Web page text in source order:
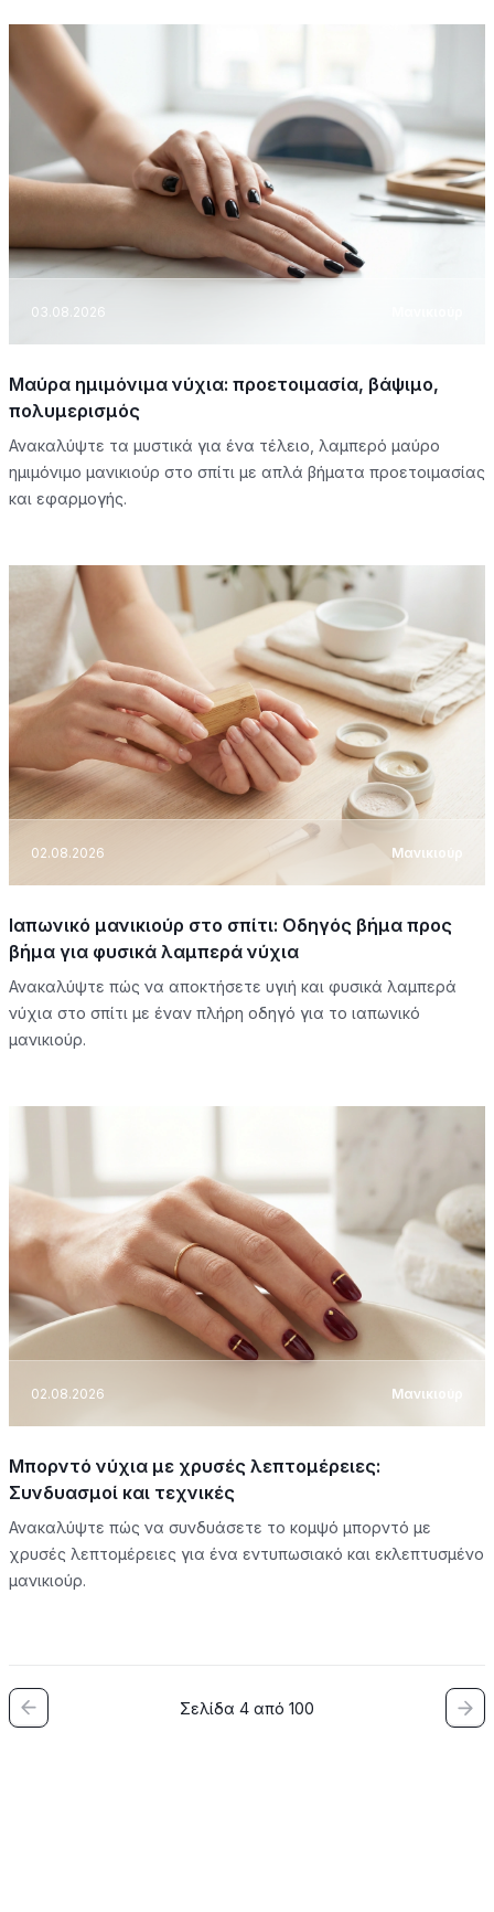
03.08.2026
Μαύρα ημιμόνιμα νύχια: προετοιμασία, βάψιμο,
πολυμερισμός
Ανακαλύψτε τα μυστικά για ένα τέλειο, λαμπερό μαύρο
ημιμόνιμο μανικιούρ στο σπίτι με απλά βήματα προετοιμασίας
και εφαρμογής.
02.08.2026 Μανικιούρ
Ιαπωνικό μανικιούρ στο σπίτι: Οδηγός βήμα προς
βήμα για φυσικά λαμπερά νύχια
Ανακαλύψτε πώς να αποκτήσετε υγιή και φυσικά λαμπερά
νύχια στο σπίτι με έναν πλήρη οδηγό για το ιαπωνικό
μανικιούρ.
02.08.2026 Μανικιούρ
Μπορντό νύχια με χρυσές λεπτομέρειες:
Συνδυασμοί και τεχνικές
Ανακαλύψτε πώς να συνδυάσετε το κομψό μπορντό με
χρυσές λεπτομέρειες για ένα εντυπωσιακό και εκλεπτυσμένο
μανικιούρ.
Σελίδα 4 από 100